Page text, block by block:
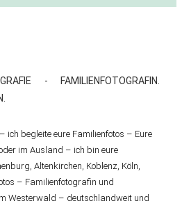
- FAMILIENFOTOGRAFIN.
ich begleite eure Familienfotos – Eure
im Ausland – ich bin eure
Altenkirchen, Koblenz, Köln,
– Familienfotografin und
Westerwald – deutschlandweit und